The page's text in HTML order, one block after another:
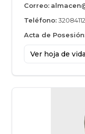
Correo:
Teléfono:
Acta de
Ver hoja de vida